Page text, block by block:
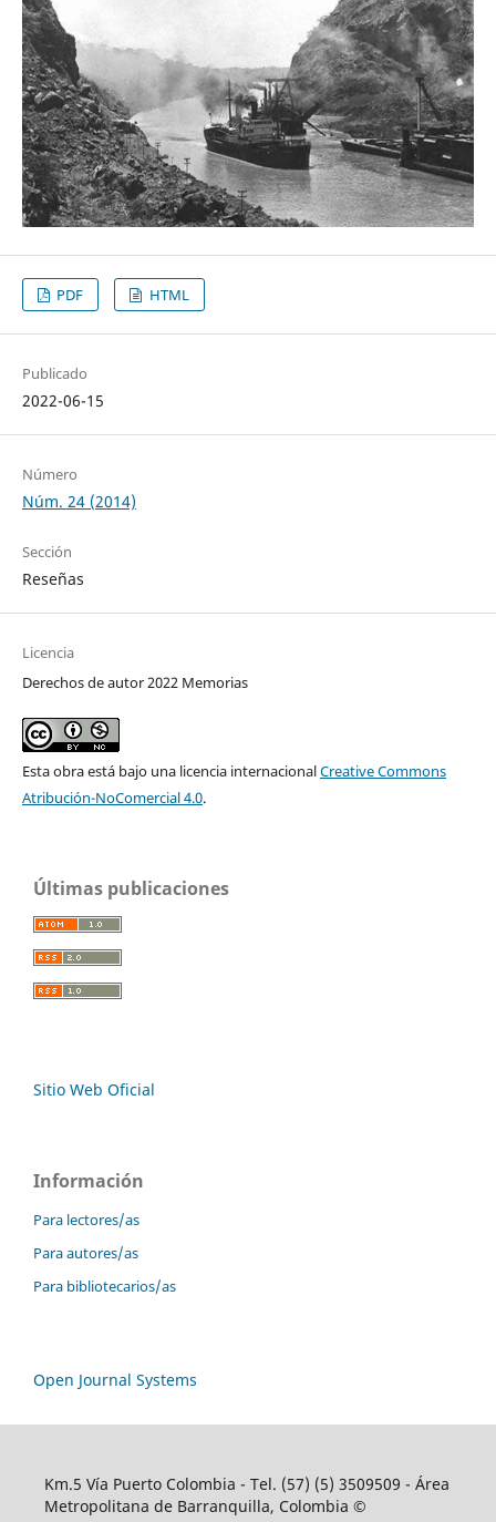
PDF HTML
Publicado
2022-06-15
Número
Núm. 24 (2014)
Sección
Reseñas
Licencia
Derechos de autor 2022 Memorias
Esta obra está bajo una licencia internacionalCreative Commons
Atribución-NoComercial 4.0.
Últimas publicaciones
Sitio Web Oficial
Información
Para lectores/as
Para autores/as
Para bibliotecarios/as
Open Journal Systems
Km.5 Vía Puerto Colombia - Tel. (57) (5) 3509509 - Área
Metropolitana de Barranquilla, Colombia ©